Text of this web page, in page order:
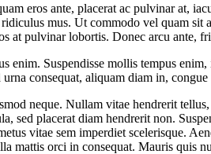
eros ante, placerat ac pulvinar at,
mus. Ut commodo vel quam
at pulvinar lobortis. Donec arcu
enim. Suspendisse mollis tempus
consequat, aliquam diam in,
neque. Nullam vitae hendrerit
sed placerat diam hendrerit non.
vitae sem imperdiet scelerisque.
mattis orci in consequat. Mauris quis